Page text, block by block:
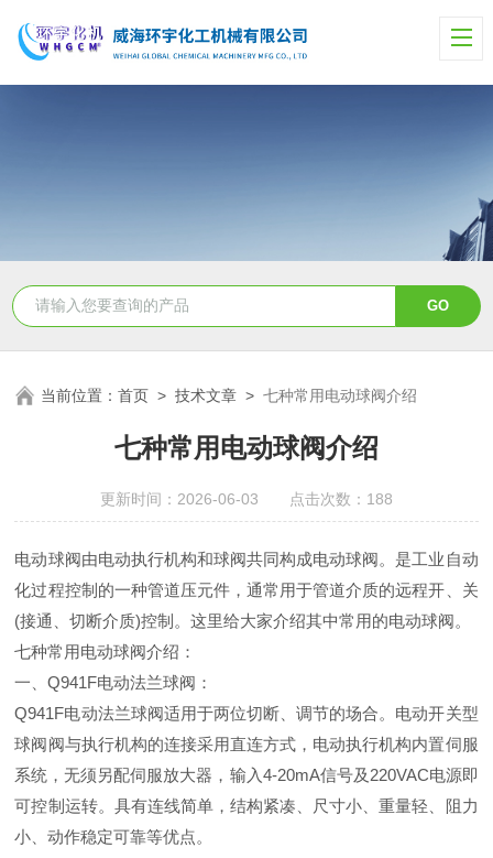
当前位置：首页 >技术文章 >七种常用电动球阀介绍
七种常用电动球阀介绍
更新时间：2026-06-03 点击次数：188
电动球阀由电动执行机构和球阀共同构成电动球阀。是工业自动
化过程控制的一种管道压元件，通常用于管道介质的远程开、关
(接通、切断介质)控制。这里给大家介绍其中常用的电动球阀。
七种常用电动球阀介绍：
一、Q941F电动法兰球阀：
Q941F电动法兰球阀适用于两位切断、调节的场合。电动开关型
球阀阀与执行机构的连接采用直连方式，电动执行机构内置伺服
系统，无须另配伺服放大器，输入4-20mA信号及 220VAC电源即
可控制运转。具有连线简单，结构紧凑、尺寸小、重量轻、阻力
小、动作稳定可靠等优点。